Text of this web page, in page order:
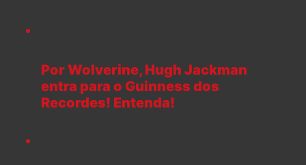
Por Wolverine, Hugh Jackman
entra para o Guinness dos
Recordes! Entenda!